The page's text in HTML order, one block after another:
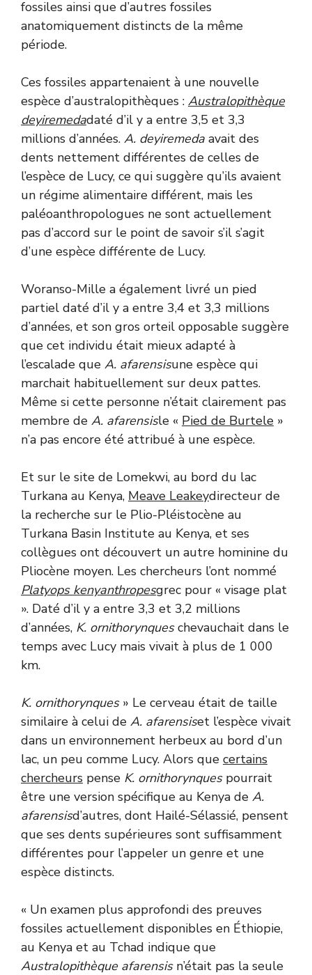
fossiles ainsi que d’autres fossiles
anatomiquement distincts de la même
période.
Ces fossiles appartenaient à une nouvelle
espèce d’australopithèques : Australopithèque
deyiremedadaté d’il y a entre 3,5 et 3,3
millions d’années. A. deyiremeda avait des
dents nettement différentes de celles de
l’espèce de Lucy, ce qui suggère qu’ils avaient
un régime alimentaire différent, mais les
paléoanthropologues ne sont actuellement
pas d’accord sur le point de savoir s’il s’agit
d’une espèce différente de Lucy.
Woranso-Mille a également livré un pied
partiel daté d’il y a entre 3,4 et 3,3 millions
d’années, et son gros orteil opposable suggère
que cet individu était mieux adapté à
l’escalade que A. afarensisune espèce qui
marchait habituellement sur deux pattes.
Même si cette personne n’était clairement pas
membre de A. afarensisle « Pied de Burtele »
n’a pas encore été attribué à une espèce.
Et sur le site de Lomekwi, au bord du lac
Turkana au Kenya, Meave Leakeydirecteur de
la recherche sur le Plio-Pléistocène au
Turkana Basin Institute au Kenya, et ses
collègues ont découvert un autre hominine du
Pliocène moyen. Les chercheurs l’ont nommé
Platyops kenyanthropesgrec pour « visage plat
». Daté d’il y a entre 3,3 et 3,2 millions
d’années, K. ornithorynqueschevauchait dans le
temps avec Lucy mais vivait à plus de 1 000
km.
K. ornithorynques» Le cerveau était de taille
similaire à celui de A. afarensiset l’espèce vivait
dans un environnement herbeux au bord d’un
lac, un peu comme Lucy. Alors que certains
chercheurs pense K. ornithorynquespourrait
être une version spécifique au Kenya de A.
afarensisd’autres, dont Hailé-Sélassié, pensent
que ses dents supérieures sont suffisamment
différentes pour l’appeler un genre et une
espèce distincts.
« Un examen plus approfondi des preuves
fossiles actuellement disponibles en Éthiopie,
au Kenya et au Tchad indique que
Australopithèque afarensisn’était pas la seule